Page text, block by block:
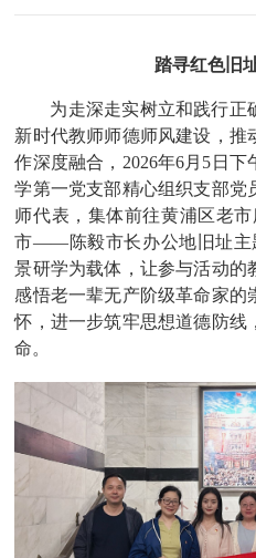
踏寻红色旧
为走深走实树立和践行正
新时代教师师德师风建设，推
作深度融合， 2026年6月5日
学第一党支部精心组织支部党
师代表，集体前往黄浦区老
市——陈毅市长办公地旧址主
景研学为载体，让参与活动的
感悟老一辈无产阶级革命家的
怀，进一步筑牢思想道德防线
命。